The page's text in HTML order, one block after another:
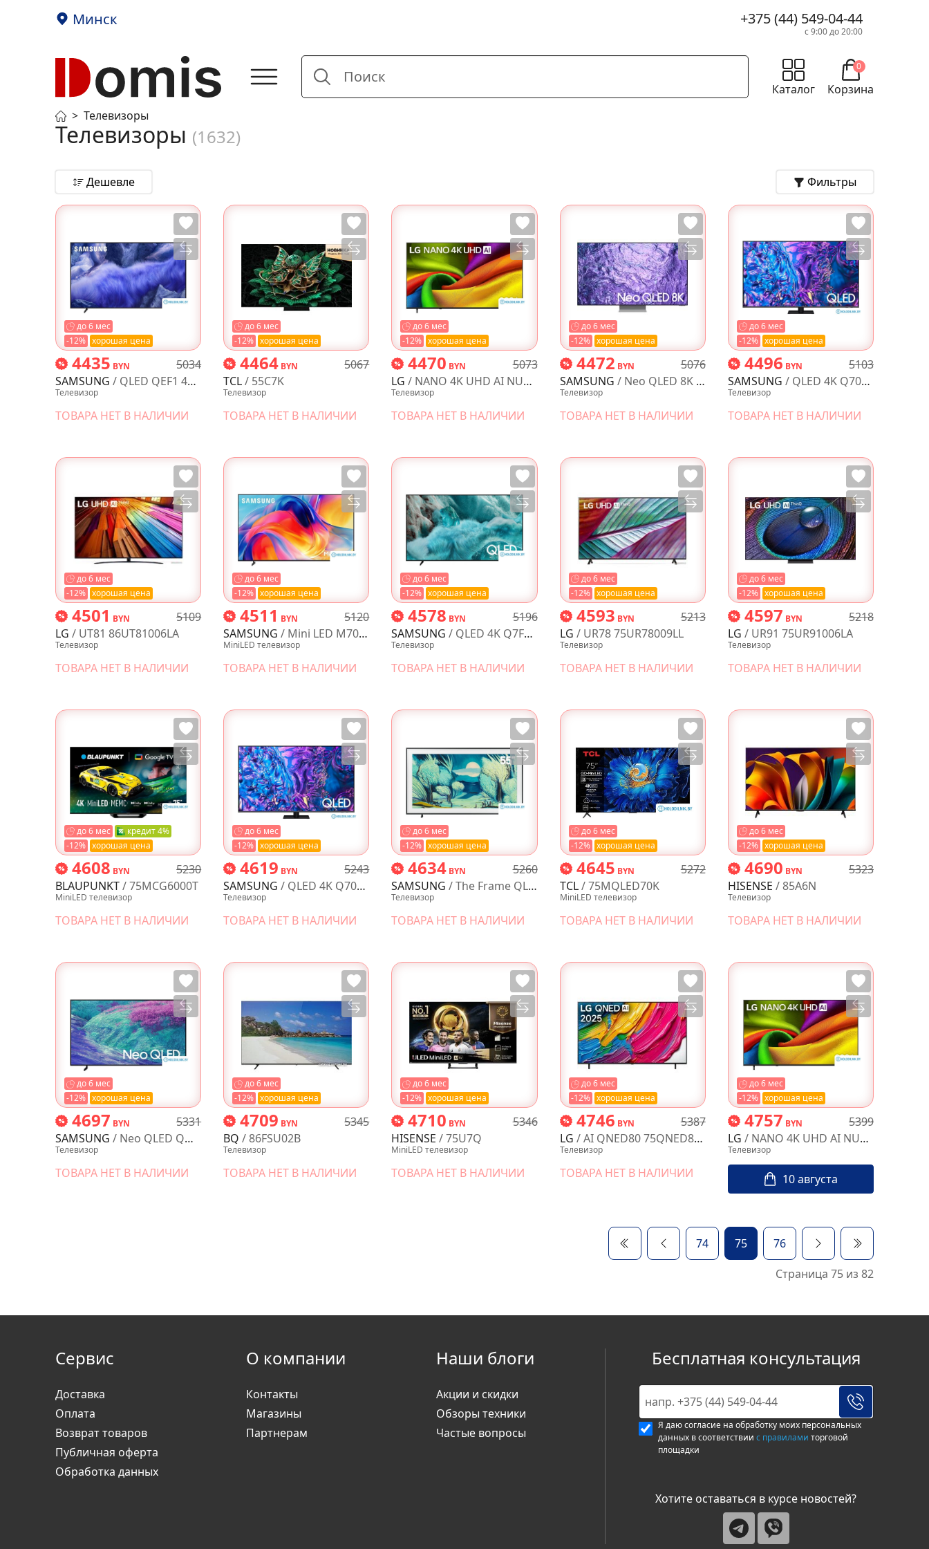
+375 (44) 549-04-44
с 9:00 до 20:00
Корзина
0
Минск
Каталог
Телевизоры
Телевизоры (1632)
Дешевле Фильтры
-12% хорошая цена
до 6 мес
4435 BYN
5034
SAMSUNG / QLED QEF1 4K Vision AI QE85QEF1AUXRU
Телевизор
ТОВАРА НЕТ В НАЛИЧИИ
-12% хорошая цена
до 6 мес
4464 BYN
5067
TCL/ 55C7K
Телевизор
ТОВАРА НЕТ В НАЛИЧИИ
-12% хорошая цена
до 6 мес
4470 BYN
5073
LG / NANO 4K UHD AI NU90 85NU900B6LA
Телевизор
ТОВАРА НЕТ В НАЛИЧИИ
-12% хорошая цена
до 6 мес
4472 BYN
5076
SAMSUNG / Neo QLED 8K QN700C QE55QN700CUXRU
Телевизор
ТОВАРА НЕТ В НАЛИЧИИ
-12% хорошая цена
до 6 мес
4496 BYN
5103
SAMSUNG / QLED 4K Q70D QE55Q70DAUXRU
Телевизор
ТОВАРА НЕТ В НАЛИЧИИ
-12% хорошая цена
до 6 мес
4501 BYN
5109
LG / UT81 86UT81006LA
Телевизор
ТОВАРА НЕТ В НАЛИЧИИ
-12% хорошая цена
до 6 мес
4511 BYN
5120
SAMSUNG / Mini LED M70 4K UE75M70HAUXPY
MiniLED телевизор
ТОВАРА НЕТ В НАЛИЧИИ
-12% хорошая цена
до 6 мес
4578 BYN
5196
SAMSUNG / QLED 4K Q7FA AI QE85Q7FAAUXRU
Телевизор
ТОВАРА НЕТ В НАЛИЧИИ
-12% хорошая цена
до 6 мес
4593 BYN
5213
LG / UR78 75UR78009LL
Телевизор
ТОВАРА НЕТ В НАЛИЧИИ
-12% хорошая цена
до 6 мес
4597 BYN
5218
LG / UR91 75UR91006LA
Телевизор
ТОВАРА НЕТ В НАЛИЧИИ
-12% хорошая цена
до 6 мес кредит 4%
4608 BYN
5230
BLAUPUNKT/ 75MCG6000T
MiniLED телевизор
ТОВАРА НЕТ В НАЛИЧИИ
-12% хорошая цена
до 6 мес
4619 BYN
5243
SAMSUNG / QLED 4K Q70D QE65Q70DAUXRU
Телевизор
ТОВАРА НЕТ В НАЛИЧИИ
-12% хорошая цена
до 6 мес
4634 BYN
5260
SAMSUNG / The Frame QLED LS03F QE55LS03FAUXRU
Телевизор
ТОВАРА НЕТ В НАЛИЧИИ
-12% хорошая цена
до 6 мес
4645 BYN
5272
TCL/ 75MQLED70K
MiniLED телевизор
ТОВАРА НЕТ В НАЛИЧИИ
-12% хорошая цена
до 6 мес
4690 BYN
5323
HISENSE / 85A6N
Телевизор
ТОВАРА НЕТ В НАЛИЧИИ
-12% хорошая цена
до 6 мес
4697 BYN
5331
SAMSUNG / Neo QLED QN1EF Vision AI QE65QN1EFAUXRU
Телевизор
ТОВАРА НЕТ В НАЛИЧИИ
-12% хорошая цена
до 6 мес
4709 BYN
5345
BQ / 86FSU02B
Телевизор
ТОВАРА НЕТ В НАЛИЧИИ
-12% хорошая цена
до 6 мес
4710 BYN
5346
HISENSE / 75U7Q
MiniLED телевизор
ТОВАРА НЕТ В НАЛИЧИИ
-12% хорошая цена
до 6 мес
4746 BYN
5387
LG / AI QNED80 75QNED80A6A
Телевизор
ТОВАРА НЕТ В НАЛИЧИИ
-12% хорошая цена
до 6 мес
4757 BYN
5399
LG / NANO 4K UHD AI NU85 85NU850B6LA
Телевизор
10 августа
74 75
76
Страница 75 из 82
Сервис
Доставка
Оплата
Возврат товаров
Публичная оферта
Обработка данных
О компании
Контакты
Магазины
Партнерам
Наши блоги
Акции и скидки
Обзоры техники
Частые вопросы
Бесплатная консультация
Я даю согласие на обработку моих персональных
данных в соответствии с правилами торговой
площадки
Хотите оставаться в курсе новостей?